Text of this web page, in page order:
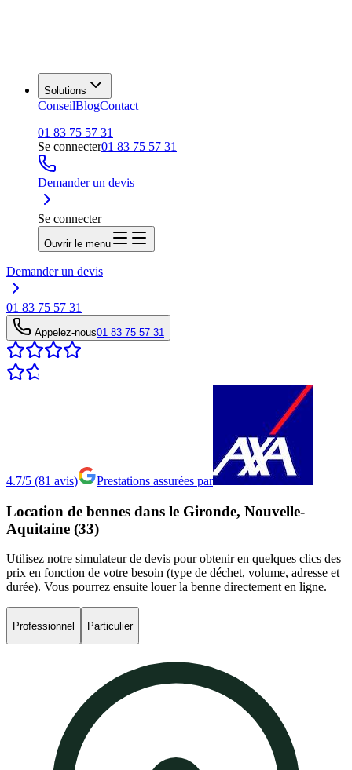
Solutions
ConseilBlogContact
01 83 75 57 31
Se connecter01 83 75 57 31
Demander un devis
Se connecter
Ouvrir le menu
Demander un devis
01 83 75 57 31
Appelez-nous01 83 75 57 31
4.7/5 (81 avis) Prestations assurées par
Location de bennes dans le Gironde, Nouvelle-
Aquitaine (33)
Utilisez notre simulateur de devis pour obtenir en quelques clics des
prix en fonction de votre besoin (type de déchet, volume, adresse et
durée). Vous pourrez ensuite louer la benne directement en ligne.
Professionnel Particulier